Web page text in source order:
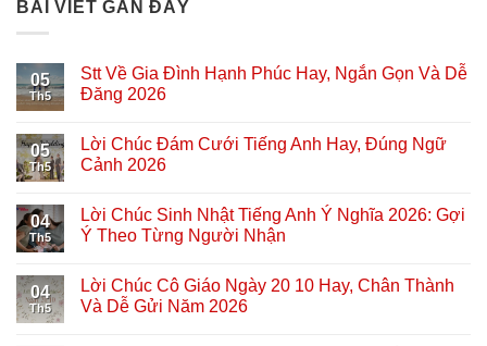
BÀI VIẾT GẦN ĐÂY
05
Th5
Stt Về Gia Đình Hạnh Phúc Hay, Ngắn Gọn Và Dễ
Đăng 2026
05
Th5
Lời Chúc Đám Cưới Tiếng Anh Hay, Đúng Ngữ
Cảnh 2026
04
Th5
Lời Chúc Sinh Nhật Tiếng Anh Ý Nghĩa 2026: Gợi
Ý Theo Từng Người Nhận
04
Th5
Lời Chúc Cô Giáo Ngày 20 10 Hay, Chân Thành
Và Dễ Gửi Năm 2026